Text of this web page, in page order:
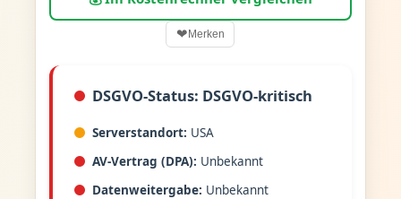
❤Merken
DSGVO-Status: DSGVO-kritisch
Serverstandort: USA
AV-Vertrag (DPA): Unbekannt
Datenweitergabe: Unbekannt